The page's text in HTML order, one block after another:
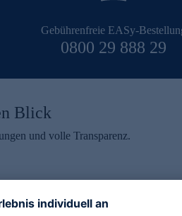
Gebührenfreie EASy-
0800 29 888 29
Blick
und volle Transparenz.